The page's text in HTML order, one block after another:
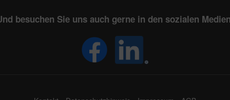
besuchen Sie uns auch gerne in den sozialen